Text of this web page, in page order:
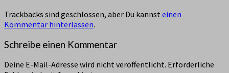
Trackbacks sind geschlossen, aber Du kannst einen
Kommentar hinterlassen.
Schreibe einen Kommentar
Deine E-Mail-Adresse wird nicht veröffentlicht. Erforderliche